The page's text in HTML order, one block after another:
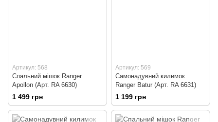
Артикул: 568
Спальний мішок Ranger
Apollon (Арт. RA 6630)
1 499 грн
Артикул: 569
Самонадувний килимок
Ranger Batur (Арт. RA 6631)
1 199 грн